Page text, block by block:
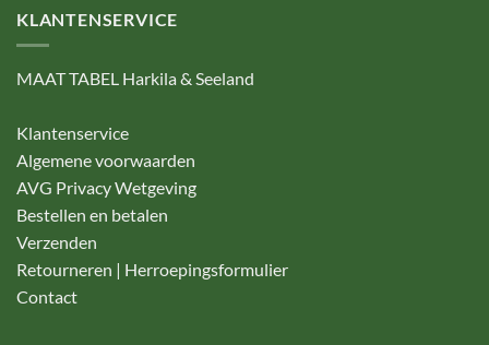
KLANTENSERVICE
MAAT TABEL Harkila & Seeland
Klantenservice
Algemene voorwaarden
AVG Privacy Wetgeving
Bestellen en betalen
Verzenden
Retourneren | Herroepingsformulier
Contact